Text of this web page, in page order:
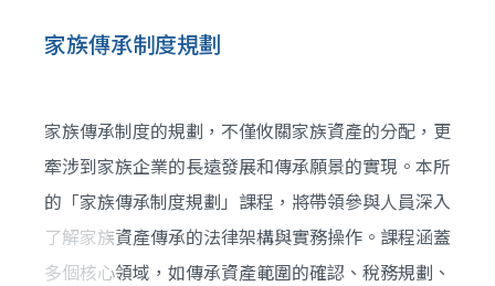
家族傳承制度規劃
家族傳承制度的規劃，不僅攸關家族資產的分配，更
牽涉到家族企業的長遠發展和傳承願景的實現。本所
的「家族傳承制度規劃」課程，將帶領參與人員深入
了解家族資產傳承的法律架構與實務操作。課程涵蓋
多個核心領域，如傳承資產範圍的確認、稅務規劃、